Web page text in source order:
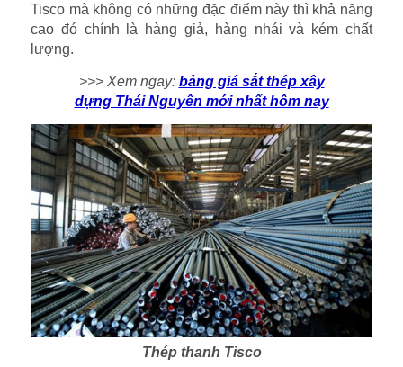
Tisco mà không có những đặc điểm này thì khả năng
cao đó chính là hàng giả, hàng nhái và kém chất
lượng.
>>> Xem ngay: bảng giá sắt thép xây
dựng Thái Nguyên mới nhất hôm nay
Thép thanh Tisco